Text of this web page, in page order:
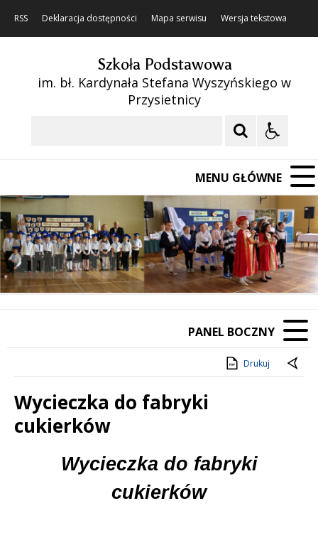
RSS Deklaracja dostępności Mapa serwisu Wersja tekstowa
Szkoła Podstawowa
im. bł. Kardynała Stefana Wyszyńskiego w
Przysietnicy
MENU GŁÓWNE
Poprzedni Element
Następny Element
❚❚
PANEL BOCZNY
Drukuj
Wycieczka do fabryki
cukierków
Wycieczka do fabryki
cukierków